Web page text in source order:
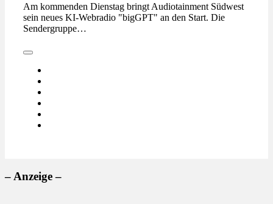
Am kommenden Dienstag bringt Audiotainment Südwest
sein neues KI-Webradio "bigGPT" an den Start. Die
Sendergruppe…
– Anzeige –